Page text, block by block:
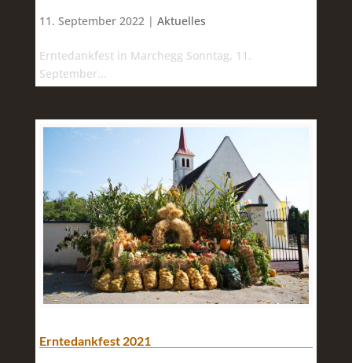
11. September 2022 | Aktuelles
Erntedankfest in Marchegg Sonntag, 11.
September...
Erntedankfest 2021